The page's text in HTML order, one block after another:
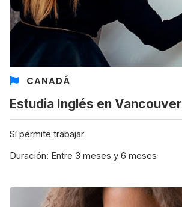
CANADÁ
Estudia Inglés en Vancouver
Sí permite trabajar
Duración: Entre 3 meses y 6 meses